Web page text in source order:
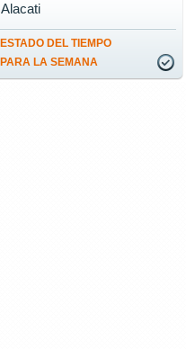
ESTADO DEL TIEMPO
PARA LA SEMANA
Alacati